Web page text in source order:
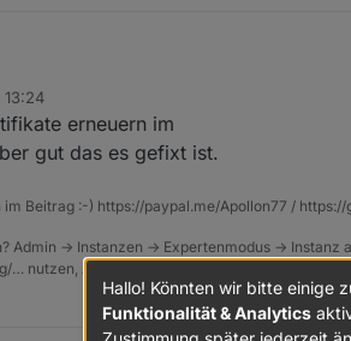
ist gestern abgelaufen und ich habe heute
aufrufen möchte kommt:
erneuern im
gut das es gefixt ist.
Beitrag :-) https://paypal.me/Apollon77 /
Admin -> Instanzen -> Expertenmodus -> Instanz
nutzen, Admin schneidet Zeilen ab
Hallo! Könnten wir bitte einige
Funktionalität & Analytics